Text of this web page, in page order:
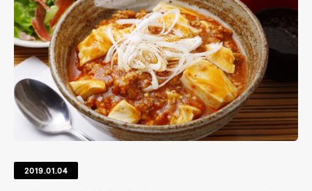
2019.01.04